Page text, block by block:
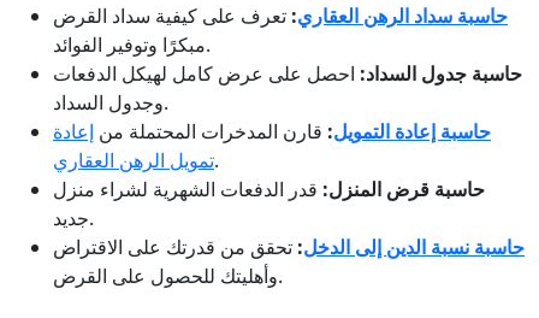
حاسبة سداد الرهن العقاري: تعرف على كيفية سداد القرض
مبكرًا وتوفير الفوائد.
حاسبة جدول السداد: احصل على عرض كامل لهيكل الدفعات
وجدول السداد.
حاسبة إعادة التمويل: قارن المدخرات المحتملة من إعادة
تمويل الرهن العقاري.
حاسبة قرض المنزل: قدر الدفعات الشهرية لشراء منزل
جديد.
حاسبة نسبة الدين إلى الدخل: تحقق من قدرتك على الاقتراض
وأهليتك للحصول على القرض.